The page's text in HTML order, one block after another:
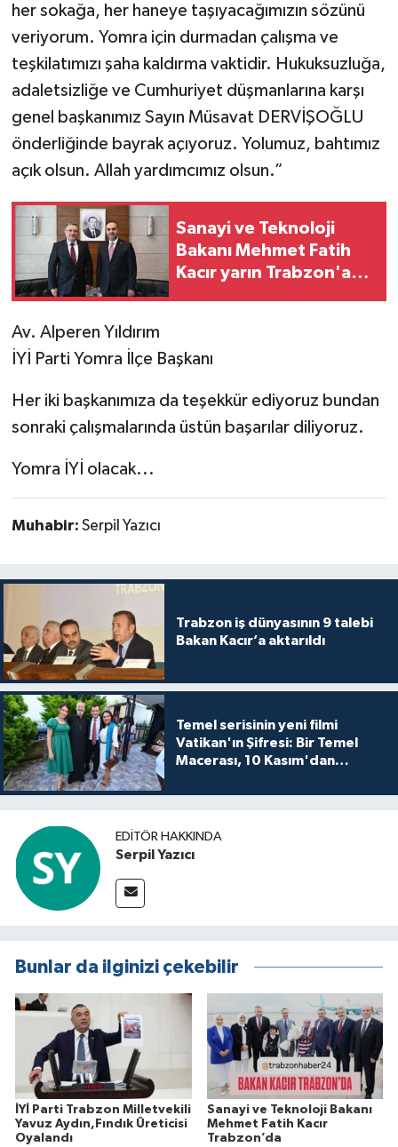
her sokağa, her haneye taşıyacağımızın sözünü
veriyorum. Yomra için durmadan çalışma ve
teşkilatımızı şaha kaldırma vaktidir. Hukuksuzluğa,
adaletsizliğe ve Cumhuriyet düşmanlarına karşı
genel başkanımız Sayın Müsavat DERVİŞOĞLU
önderliğinde bayrak açıyoruz. Yolumuz, bahtımız
açık olsun. Allah yardımcımız olsun.”
Sanayi ve Teknoloji
Bakanı Mehmet Fatih
Kacır yarın Trabzon'a
Av. Alperen Yıldırım
İYİ Parti Yomra İlçe Başkanı
Her iki başkanımıza da teşekkür ediyoruz bundan
sonraki çalışmalarında üstün başarılar diliyoruz.
Yomra İYİ olacak...
Muhabir: Serpil Yazıcı
Trabzon iş dünyasının 9 talebi
Bakan Kacır’a aktarıldı
Temel serisinin yeni filmi
Vatikan'ın Şifresi: Bir Temel
Macerası, 10 Kasım'dan
buluşuyo
EDITÖR HAKKINDA
Serpil Yazıcı
Bunlar da ilginizi çekebilir
İYİ Parti Trabzon Milletvekili
Yavuz Aydın,Fındık Üreticisi
Oyalandı
Sanayi ve Teknoloji Bakanı
Mehmet Fatih Kacır
Trabzon’da